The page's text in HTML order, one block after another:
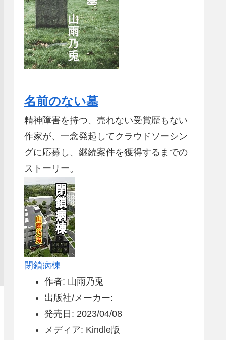
名前のない墓
精神障害を持つ、売れない受賞歴もない
作家が、一念発起してクラウドソーシン
グに応募し、継続案件を獲得するまでの
ストーリー。
閉鎖病棟
作者: 山雨乃兎
出版社/メーカー:
発売日: 2023/04/08
メディア: Kindle版